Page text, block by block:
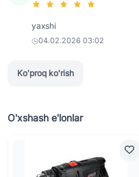
yaxshi
04.02.2026 03:02
Ko'proq ko'rish
O'xshash e'lonlar